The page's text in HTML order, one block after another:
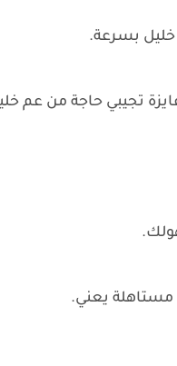
بسرعة.
تجيبي حاجة من عم
مستاهلة يعني.